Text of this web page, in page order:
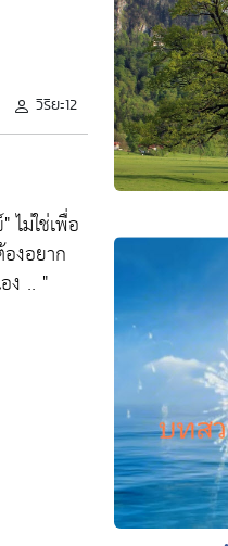
วิริยะ12
ม่ใช่เพื่อ
งอยาก
ง .. "